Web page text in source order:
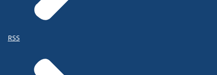
RSS